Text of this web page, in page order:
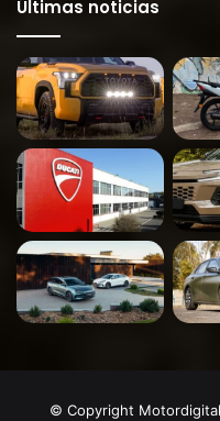
Últimas noticias
© Copyright